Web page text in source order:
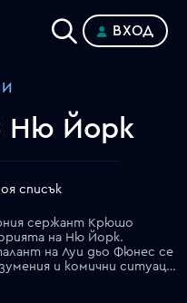
ВХОД
Ню Йорк
списък
сержант Крюшо
на Ню Йорк.
на Луи дьо Фюнес се
развихря сред лавина от недоразумения и комични ситуации, а международният конгрес на полицаите се превръща в арена на импровизации. Оскъдните му познания по английски език, които далеч надхвърлят знанията на колегите му, предизвикват взривове от смях, а появата на дъщеря му в Ню Йорк дава мощен тласък на вдъхновеното му актьорско изпълнение.